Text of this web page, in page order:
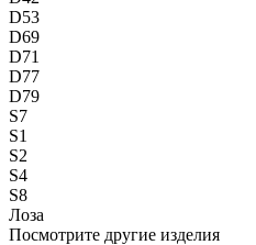
D53
D69
D71
D77
D79
S7
S1
S2
S4
S8
Лоза
Посмотрите другие изделия